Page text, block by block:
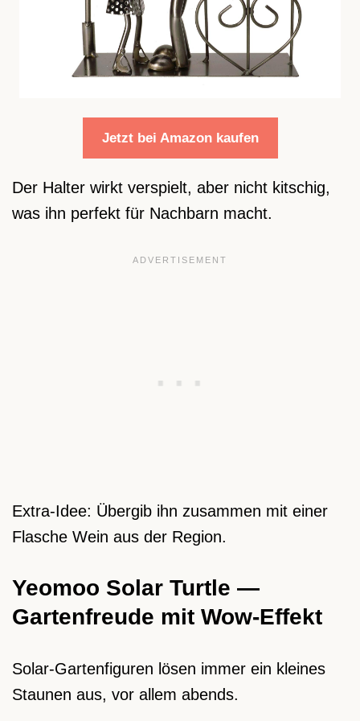
Jetzt bei Amazon kaufen
Der Halter wirkt verspielt, aber nicht kitschig,
was ihn perfekt für Nachbarn macht.
Extra-Idee: Übergib ihn zusammen mit einer
Flasche Wein aus der Region.
Yeomoo Solar Turtle —
Gartenfreude mit Wow-Effekt
Solar-Gartenfiguren lösen immer ein kleines
Staunen aus, vor allem abends.